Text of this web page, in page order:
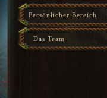
Persönlicher Bereich
Das Team